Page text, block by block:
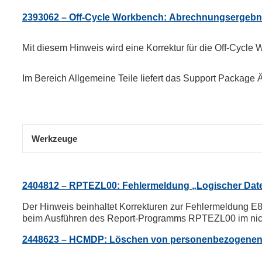
2393062 – Off-Cycle Workbench:
Mit diesem Hinweis wird eine Korrektur für die Off-Cycle
Im Bereich Allgemeine Teile liefert das Support
Werkzeuge
2404812 – RPTEZL00: Fehlermeldung „Logischer
Der Hinweis beinhaltet Korrekturen zur Fehlermeldung
beim Ausführen des Report-Programms RPTEZL00 im
2448623 – HCMDP: Löschen von